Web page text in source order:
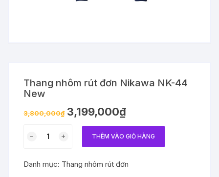
Thang nhôm rút đơn Nikawa NK-44
New
3,800,000₫ 3,199,000₫
đơn
THÊM VÀO GIỎ HÀNG
Danh mục: Thang nhôm rút đơn